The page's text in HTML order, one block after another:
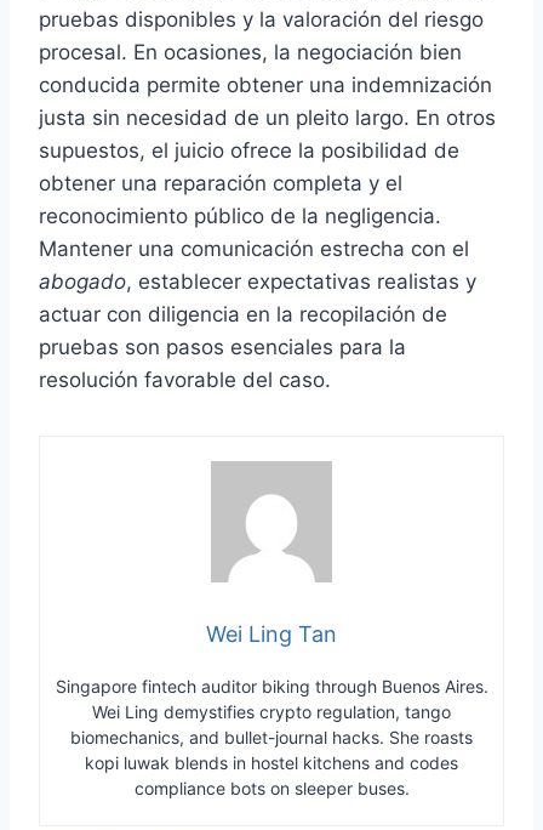
pruebas disponibles y la valoración del riesgo
procesal. En ocasiones, la negociación bien
conducida permite obtener una indemnización
justa sin necesidad de un pleito largo. En otros
supuestos, el juicio ofrece la posibilidad de
obtener una reparación completa y el
reconocimiento público de la negligencia.
Mantener una comunicación estrecha con el
abogado, establecer expectativas realistas y
actuar con diligencia en la recopilación de
pruebas son pasos esenciales para la
resolución favorable del caso.
Wei Ling Tan
Singapore fintech auditor biking through Buenos Aires.
Wei Ling demystifies crypto regulation, tango
biomechanics, and bullet-journal hacks. She roasts
kopi luwak blends in hostel kitchens and codes
compliance bots on sleeper buses.